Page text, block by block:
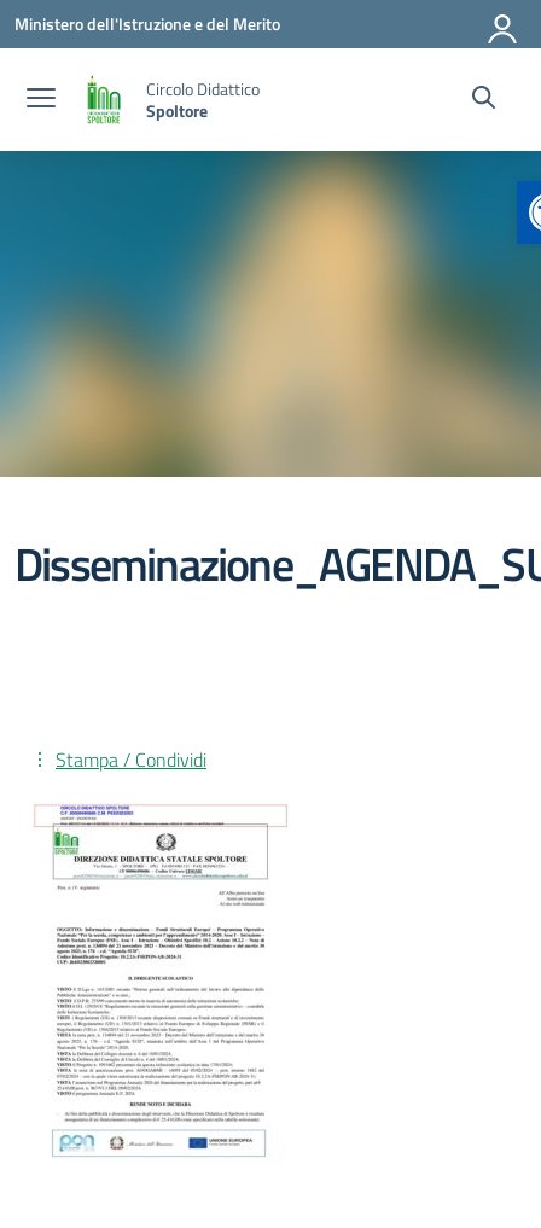
Vai ai contenuti
Vai al menu di navigazione
Vai al footer
Ministero dell'Istruzione e del Merito
Circolo Didattico
Spoltore
Stampa / Condividi